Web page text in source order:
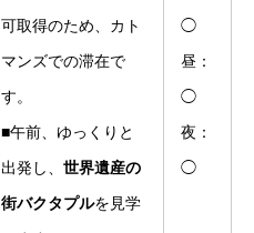
可取得のため、カト
マンズでの滞在で
す。
■午前、ゆっくりと
出発し、 世界遺産の
街バクタプルを見学
◯
昼：
◯
夜：
◯